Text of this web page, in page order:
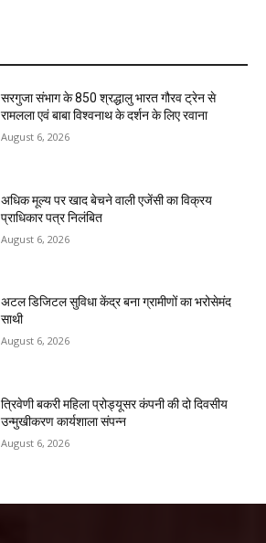
सरगुजा संभाग के 850 श्रद्धालु भारत गौरव ट्रेन से
रामलला एवं बाबा विश्वनाथ के दर्शन के लिए रवाना
August 6, 2026
अधिक मूल्य पर खाद बेचने वाली एजेंसी का विक्रय
प्राधिकार पत्र निलंबित
August 6, 2026
अटल डिजिटल सुविधा केंद्र बना ग्रामीणों का भरोसेमंद
साथी
August 6, 2026
त्रिवेणी बकरी महिला प्रोड्यूसर कंपनी की दो दिवसीय
उन्मुखीकरण कार्यशाला संपन्न
August 6, 2026